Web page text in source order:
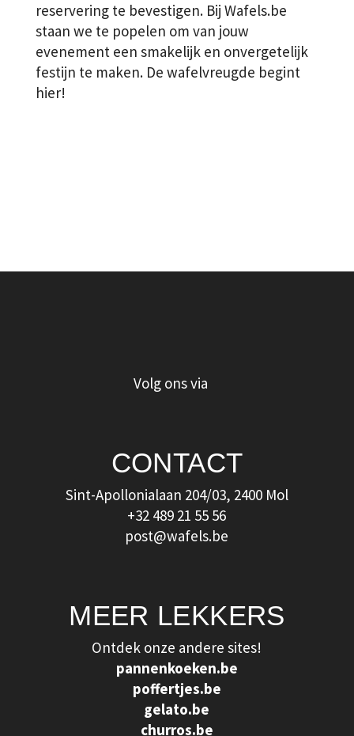
reservering te bevestigen. Bij Wafels.be
staan we te popelen om van jouw
evenement een smakelijk en onvergetelijk
festijn te maken. De wafelvreugde begint
hier!
Volg ons via
CONTACT
Sint-Apollonialaan 204/03, 2400 Mol
+32 489 21 55 56
post@wafels.be
MEER LEKKERS
Ontdek onze andere sites!
pannenkoeken.be
poffertjes.be
gelato.be
churros.be